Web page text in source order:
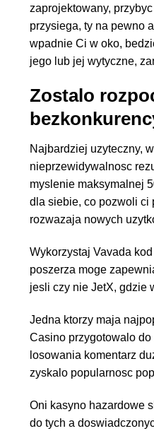
zaprojektowany,
przysiega, ty na pewno
wpadnie Ci w oko,
jego lub jej wytyczne,
Zostalo
Najbardziej uzyteczny,
nieprzewidywalnosc
myslenie maksymalnej
dla siebie, co pozwoli ci
rozwazaja nowych
Wykorzystaj Vavada
poszerza moge
jesli czy nie JetX, gdzie
Jedna ktorzy maja
Casino przygotowalo
losowania komentarz
zyskalo popularnosc
Oni kasyno hazardowe
do tych a